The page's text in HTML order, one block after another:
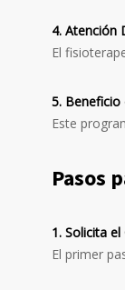
4. Atención
El
5. Beneficio
Este
Pasos
1. Solicita el
El primer